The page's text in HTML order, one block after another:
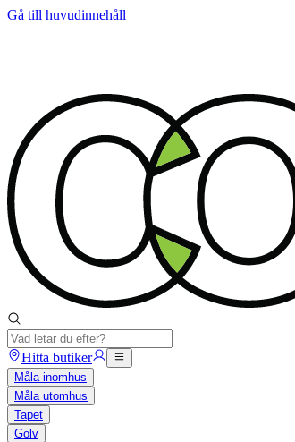
Gå till huvudinnehåll
Hitta butiker
Måla inomhus
Måla utomhus
Tapet
Golv